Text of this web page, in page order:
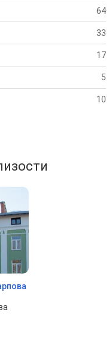
64
33
17
5
10